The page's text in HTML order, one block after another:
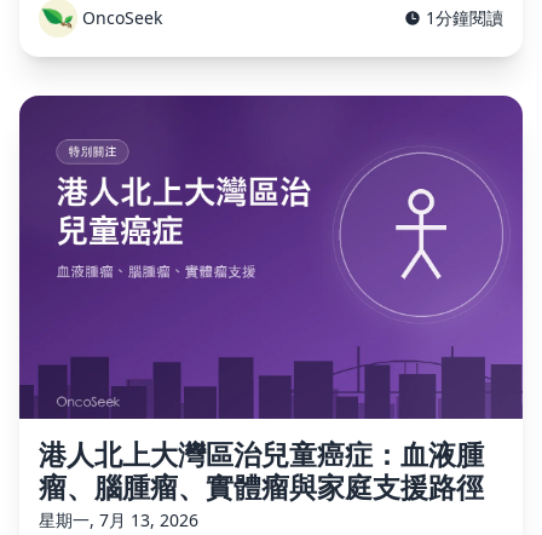
OncoSeek
1分鐘閱讀
港人北上大灣區治兒童癌症：血液腫
瘤、腦腫瘤、實體瘤與家庭支援路徑
星期一, 7月 13, 2026